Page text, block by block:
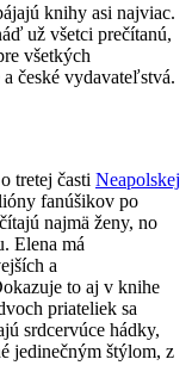
knihy asi najviac.
už všetci prečítanú,
všetkých
české vydavateľstvá.
tretej časti Neapolskej
fanúšikov po
najmä ženy, no
Elena má
a
to aj v knihe
priateliek sa
srdcervúce hádky,
jedinečným štýlom, z